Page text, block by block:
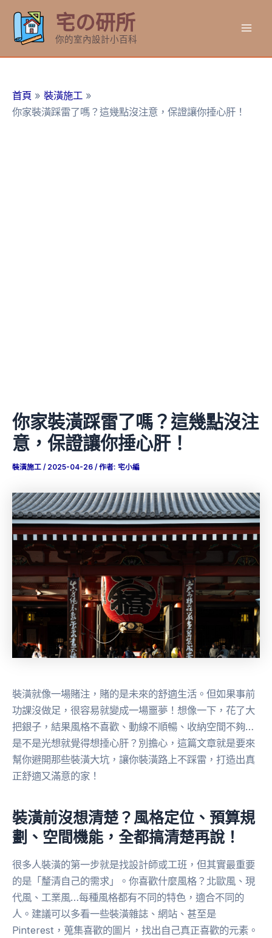
要
宅の研所
你的室內設計小百科
首頁
裝潢施工
你家裝潢踩雷了嗎？這幾點沒注意，保證讓你捶心肝！
你家裝潢踩雷了嗎？這幾點沒注
意，保證讓你捶心肝！
裝潢施工 / 2025-04-26 / 作者: 宅小編
裝潢就像一場賭注，賭的是未來的舒適生活。但如果事前
功課沒做足，很容易就變成一場噩夢！想像一下，花了大
把銀子，結果風格不喜歡、動線不順暢、收納空間不夠…
是不是光想就覺得想捶心肝？別擔心，這篇文章就是要來
幫你避開那些裝潢大坑，讓你裝潢路上不踩雷，打造出真
正舒適又滿意的家！
裝潢前沒想清楚？風格定位、預算規
劃、空間機能，全都搞清楚再說！
很多人裝潢的第一步就是找設計師或工班，但其實最重要
的是「釐清自己的需求」。你喜歡什麼風格？北歐風、現
代風、工業風…每種風格都有不同的特色，適合不同的
人。建議可以多看一些裝潢雜誌、網站、甚至是
Pinterest，蒐集喜歡的圖片，找出自己真正喜歡的元素。